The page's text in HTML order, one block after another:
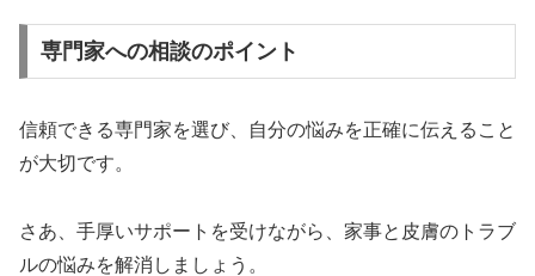
専門家への相談のポイント
信頼できる専門家を選び、自分の悩みを正確に伝えること
が大切です。
さあ、手厚いサポートを受けながら、家事と皮膚のトラブ
ルの悩みを解消しましょう。